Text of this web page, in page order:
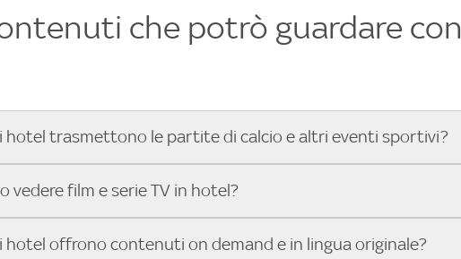
che potrò guardare
hotel trasmettono le partite di calcio e altri eventi sportivi?
un hotel dove poter vedere le partite di Serie A, UEFA Champions
gli eventi sportivi.
vedere film e serie TV in hotel?
hotel che hanno Sky in camera offrono una vasta selezione di film
hotel offrono contenuti on demand e in lingua originale?